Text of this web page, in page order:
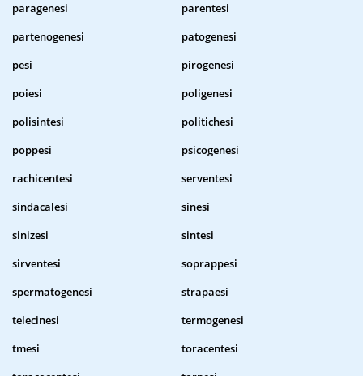
paragenesi
parentesi
partenogenesi
patogenesi
pesi
pirogenesi
poiesi
poligenesi
polisintesi
politichesi
poppesi
psicogenesi
rachicentesi
serventesi
sindacalesi
sinesi
sinizesi
sintesi
sirventesi
soprappesi
spermatogenesi
strapaesi
telecinesi
termogenesi
tmesi
toracentesi